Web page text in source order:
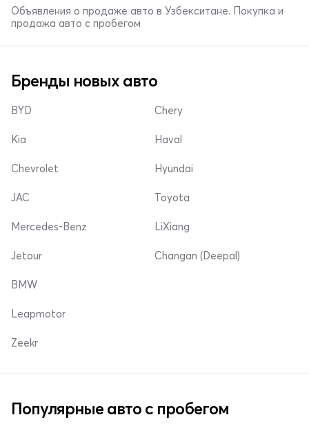
Объявления о продаже авто в Узбекситане. Покупка и
продажа авто с пробегом
Бренды новых авто
BYD
Kia
Chevrolet
Chery
Haval
Hyundai
JAC
Mercedes-Benz
Jetour
Toyota
LiXiang
Changan (Deepal)
BMW
Leapmotor
Zeekr
Популярные авто с пробегом